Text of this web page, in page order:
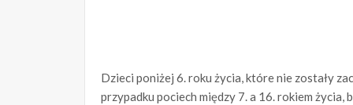
Dzieci poniżej 6. roku życia, które nie zostały
przypadku pociech między 7. a 16. rokiem życia,